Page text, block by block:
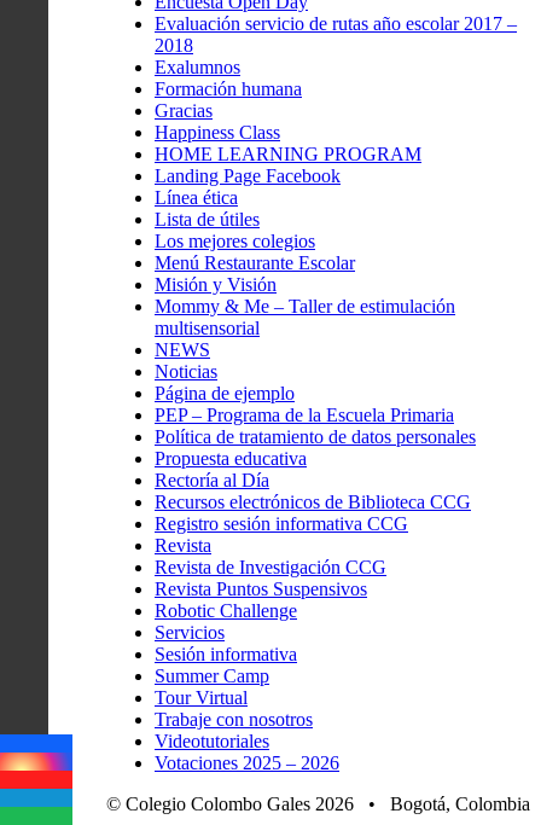
Evaluación servicio de rutas año escolar 2017 –
2018
Exalumnos
Formación humana
Gracias
Happiness Class
HOME LEARNING PROGRAM
Landing Page Facebook
Línea ética
Lista de útiles
Los mejores colegios
Menú Restaurante Escolar
Misión y Visión
Mommy & Me – Taller de estimulación
multisensorial
NEWS
Noticias
Página de ejemplo
PEP – Programa de la Escuela Primaria
Política de tratamiento de datos personales
Propuesta educativa
Rectoría al Día
Recursos electrónicos de Biblioteca CCG
Registro sesión informativa CCG
Revista
Revista de Investigación CCG
Revista Puntos Suspensivos
Robotic Challenge
Servicios
Sesión informativa
Summer Camp
Tour Virtual
Trabaje con nosotros
Videotutoriales
Votaciones 2025 – 2026
© Colegio Colombo Gales 2026 • Bogotá, Colombia